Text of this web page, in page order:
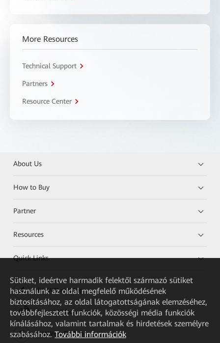
More Resources
Technical Support
Partners
Resource Center
About Us
How to Buy
Partner
Resources
Quick Links
HUAWEI eKit App
Huawei HiKnow App
HUAWEI eFly App
Sütiket, ideértve harmadik felektől származó sütiket
használunk az oldal megfelelő működésének
biztosításához, az oldal látogatottságának elemzéséhez,
továbbfejlesztett funkciók, közösségi média funkciók
kínálásához, valamint tartalmak és hirdetések személyre
szabásához. További információk